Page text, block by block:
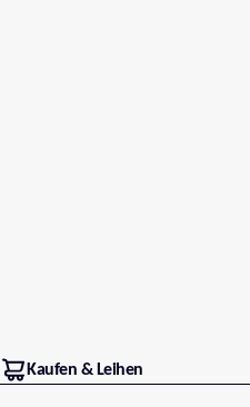
Kaufen & Leihen